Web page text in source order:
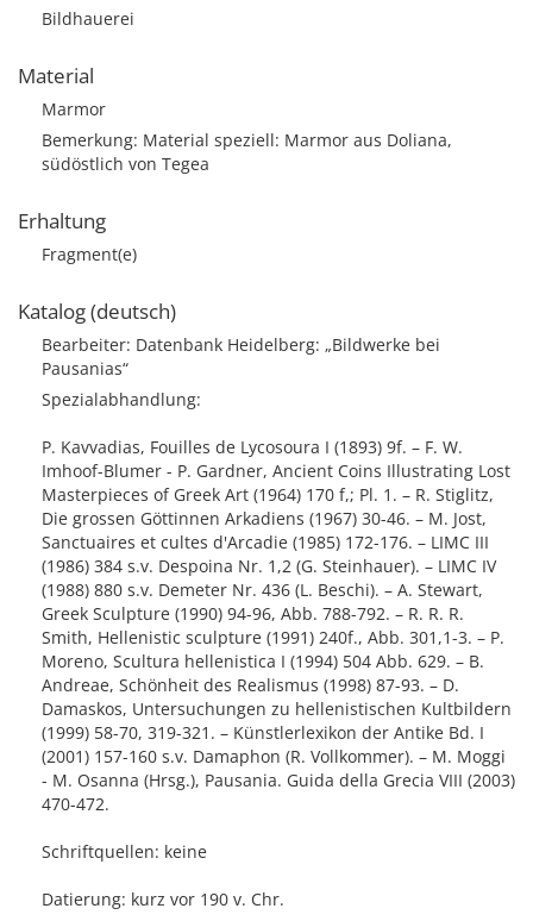
Bildhauerei
Material
Marmor
Bemerkung: Material speziell: Marmor aus Doliana,
südöstlich von Tegea
Erhaltung
Fragment(e)
Katalog (deutsch)
Bearbeiter: Datenbank Heidelberg: „Bildwerke bei
Pausanias“
Spezialabhandlung:
P. Kavvadias, Fouilles de Lycosoura I (1893) 9f. – F. W.
Imhoof-Blumer - P. Gardner, Ancient Coins Illustrating Lost
Masterpieces of Greek Art (1964) 170 f,; Pl. 1. – R. Stiglitz,
Die grossen Göttinnen Arkadiens (1967) 30-46. – M. Jost,
Sanctuaires et cultes d'Arcadie (1985) 172-176. – LIMC III
(1986) 384 s.v. Despoina Nr. 1,2 (G. Steinhauer). – LIMC IV
(1988) 880 s.v. Demeter Nr. 436 (L. Beschi). – A. Stewart,
Greek Sculpture (1990) 94-96, Abb. 788-792. – R. R. R.
Smith, Hellenistic sculpture (1991) 240f., Abb. 301,1-3. – P.
Moreno, Scultura hellenistica I (1994) 504 Abb. 629. – B.
Andreae, Schönheit des Realismus (1998) 87-93. – D.
Damaskos, Untersuchungen zu hellenistischen Kultbildern
(1999) 58-70, 319-321. – Künstlerlexikon der Antike Bd. I
(2001) 157-160 s.v. Damaphon (R. Vollkommer). – M. Moggi
- M. Osanna (Hrsg.), Pausania. Guida della Grecia VIII (2003)
470-472.
Schriftquellen: keine
Datierung: kurz vor 190 v. Chr.